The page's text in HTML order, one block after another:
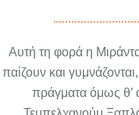
Αυτή τη φορά η Μιράντα
παίζουν και
πράγματα όμως θ’